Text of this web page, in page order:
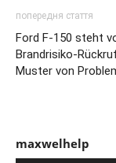
попередня стаття
Ford F-150 steht
Brandrisiko-
Muster von
maxwelhelp